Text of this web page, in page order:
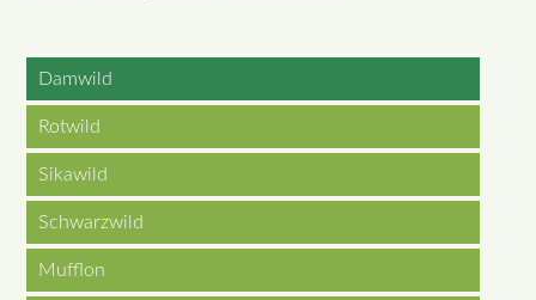
Damwild
Rotwild
Sikawild
Schwarzwild
Mufflon